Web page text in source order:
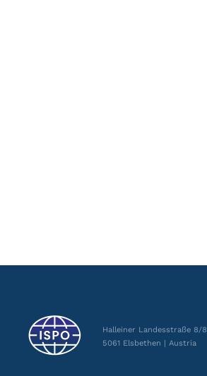
Halleiner Landesstraße 8/8
5061 Elsbethen | Austria